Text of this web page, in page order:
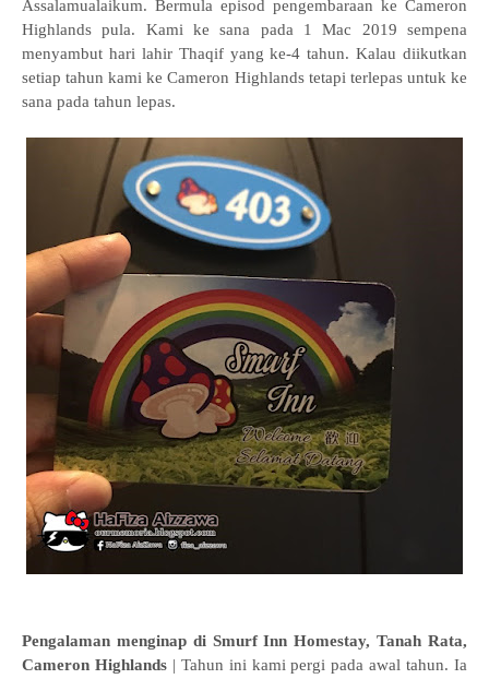
Assalamualaikum. Bermula episod pengembaraan ke Cameron
Highlands pula. Kami ke sana pada 1 Mac 2019 sempena
menyambut hari lahir Thaqif yang ke-4 tahun. Kalau diikutkan
setiap tahun kami ke Cameron Highlands tetapi terlepas untuk ke
sana pada tahun lepas.
Pengalaman menginap di Smurf Inn Homestay, Tanah Rata,
Cameron Highlands| Tahun ini kami pergi pada awal tahun. Ia